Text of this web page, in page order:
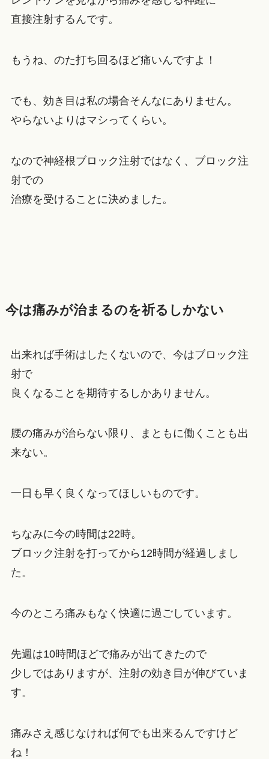
直接注射するんです。
もうね、のた打ち回るほど痛いんですよ！
でも、効き目は私の場合そんなにありません。
やらないよりはマシってくらい。
なので神経根ブロック注射ではなく、ブロック注
射での
治療を受けることに決めました。
今は痛みが治まるのを祈るしかない
出来れば手術はしたくないので、今はブロック注
射で
良くなることを期待するしかありません。
腰の痛みが治らない限り、まともに働くことも出
来ない。
一日も早く良くなってほしいものです。
ちなみに今の時間は22時。
ブロック注射を打ってから12時間が経過しまし
た。
今のところ痛みもなく快適に過ごしています。
先週は10時間ほどで痛みが出てきたので
少しではありますが、注射の効き目が伸びていま
す。
痛みさえ感じなければ何でも出来るんですけど
ね！